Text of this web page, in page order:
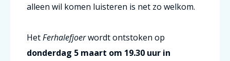
alleen wil komen luisteren is net zo welkom.
HetFerhalefjoerwordt ontstoken op
donderdag 5 maart om 19.30 uur in